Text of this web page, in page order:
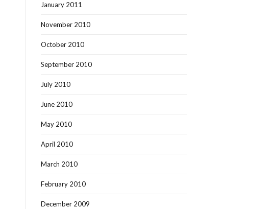
January 2011
November 2010
October 2010
September 2010
July 2010
June 2010
May 2010
April 2010
March 2010
February 2010
December 2009